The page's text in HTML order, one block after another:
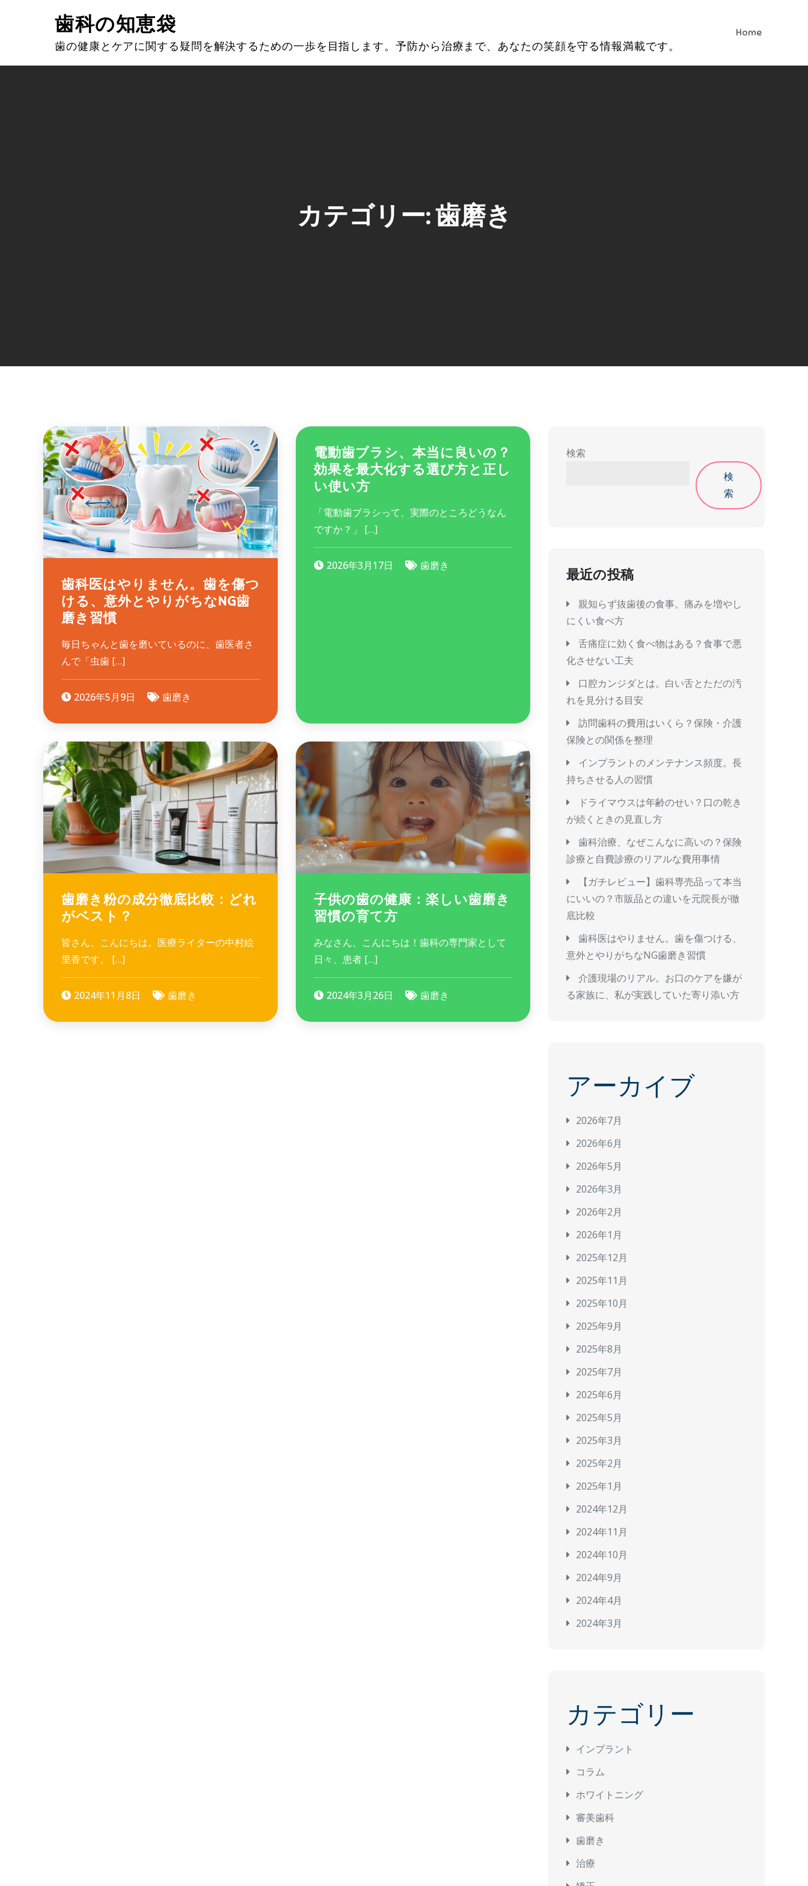
歯科の知恵袋
歯の健康とケアに関する疑問を解決するための一歩を目指します。予防から治療まで、あなたの笑顔を守る情報満載です。
Home
カテゴリー:歯磨き
歯科医はやりません。歯を傷つ
ける、意外とやりがちなNG歯
磨き習慣
毎日ちゃんと歯を磨いているのに、歯医者さ
んで「虫歯 […]
2026年5月9日 歯磨き
電動歯ブラシ、本当に良いの？
効果を最大化する選び方と正し
い使い方
「電動歯ブラシって、実際のところどうなん
ですか？」 […]
2026年3月17日 歯磨き
歯磨き粉の成分徹底比較：どれ
がベスト？
皆さん、こんにちは。医療ライターの中村絵
里香です。 […]
2024年11月8日 歯磨き
子供の歯の健康：楽しい歯磨き
習慣の育て方
みなさん、こんにちは！歯科の専門家として
日々、患者 […]
2024年3月26日 歯磨き
検索
検
索
最近の投稿
親知らず抜歯後の食事。痛みを増やし
にくい食べ方
舌痛症に効く食べ物はある？食事で悪
化させない工夫
口腔カンジダとは。白い舌とただの汚
れを見分ける目安
訪問歯科の費用はいくら？保険・介護
保険との関係を整理
インプラントのメンテナンス頻度。長
持ちさせる人の習慣
ドライマウスは年齢のせい？口の乾き
が続くときの見直し方
歯科治療、なぜこんなに高いの？保険
診療と自費診療のリアルな費用事情
【ガチレビュー】歯科専売品って本当
にいいの？市販品との違いを元院長が徹
底比較
歯科医はやりません。歯を傷つける、
意外とやりがちなNG歯磨き習慣
介護現場のリアル。お口のケアを嫌が
る家族に、私が実践していた寄り添い方
アーカイブ
2026年7月
2026年6月
2026年5月
2026年3月
2026年2月
2026年1月
2025年12月
2025年11月
2025年10月
2025年9月
2025年8月
2025年7月
2025年6月
2025年5月
2025年3月
2025年2月
2025年1月
2024年12月
2024年11月
2024年10月
2024年9月
2024年4月
2024年3月
カテゴリー
インプラント
コラム
ホワイトニング
審美歯科
歯磨き
治療